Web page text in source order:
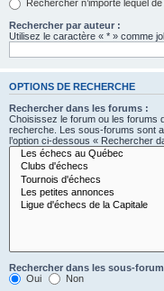
Rechercher n’importe lequel
Rechercher par auteur :
Utilisez le caractère « * » comme
OPTIONS DE RECHERCHE
Rechercher dans les forums :
Choisissez le forum ou les forums
recherche. Les sous-forums sont
l’option ci-dessous « Rechercher
Rechercher dans les sous-
Oui
Non